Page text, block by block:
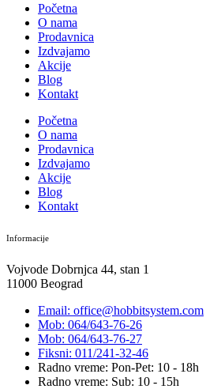
Početna
O nama
Prodavnica
Izdvajamo
Akcije
Blog
Kontakt
Početna
O nama
Prodavnica
Izdvajamo
Akcije
Blog
Kontakt
Informacije
Vojvode Dobrnjca 44, stan 1
11000 Beograd
Email: office@hobbitsystem.com
Mob: 064/643-76-26
Mob: 064/643-76-27
Fiksni: 011/241-32-46
Radno vreme: Pon-Pet: 10 - 18h
Radno vreme: Sub: 10 - 15h